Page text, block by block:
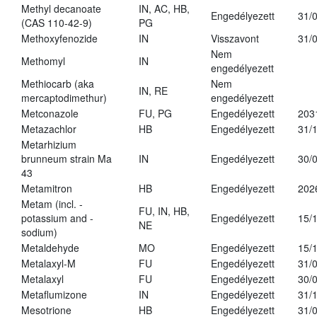
Methyl decanoate
(CAS 110-42-9)
IN, AC, HB,
PG
Engedélyezett
31/
Methoxyfenozide
IN Visszavont
31/
Methomyl
IN
Nem
engedélyezett
Methiocarb (aka
mercaptodimethur)
IN, RE
Nem
engedélyezett
Metconazole
FU, PG Engedélyezett
Metazachlor
HB Engedélyezett
31/
Metarhizium
brunneum strain Ma
43
IN Engedélyezett 30/
Metamitron HB Engedélyezett
Metam (incl. -
potassium and -
sodium)
FU, IN, HB,
NE
Engedélyezett 15/
Metaldehyde MO Engedélyezett
15/
Metalaxyl-M
FU Engedélyezett
31/
Metalaxyl
FU Engedélyezett
30/
Metaflumizone
IN Engedélyezett
31/
Mesotrione
HB Engedélyezett
31/